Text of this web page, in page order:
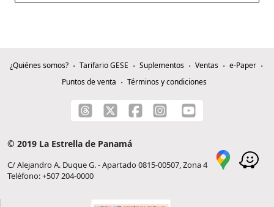
¿Quiénes somos? Tarifario GESE Suplementos Ventas
e-Paper
Puntos de venta
Términos y condiciones
© 2019 La Estrella de Panamá
C/ Alejandro A. Duque G. - Apartado 0815-00507, Zona 4
Teléfono: +507 204-0000